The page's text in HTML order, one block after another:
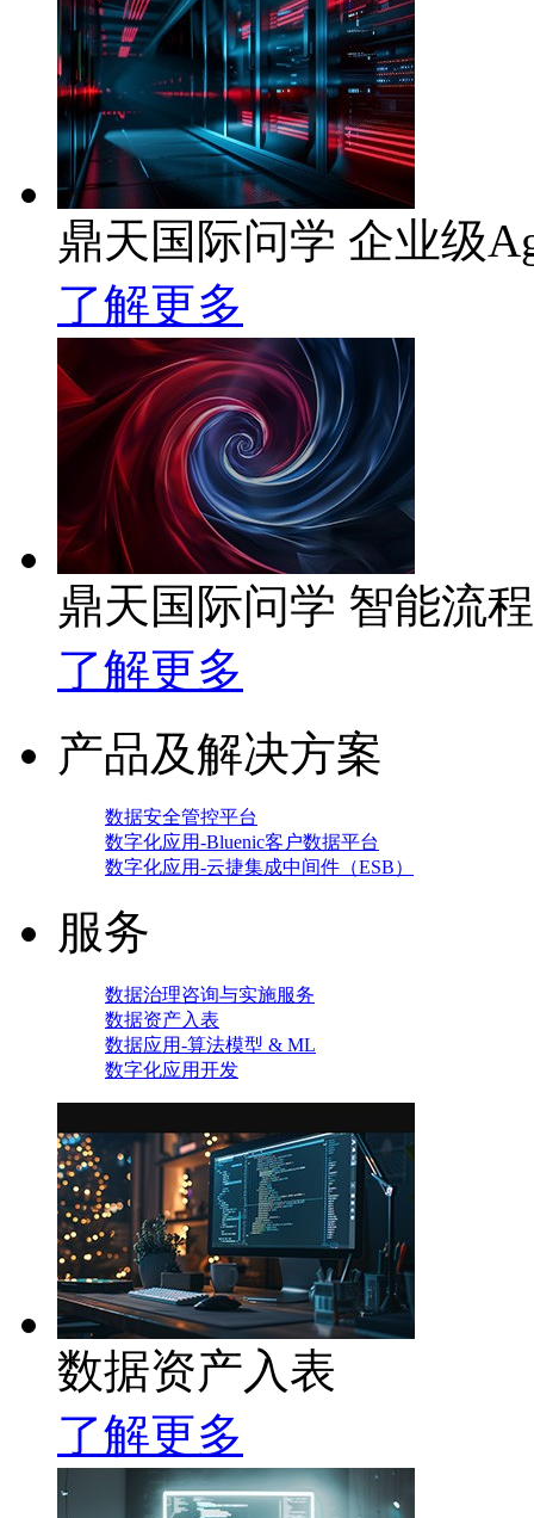
鼎天国际问学 企业级
了解更多
鼎天国际问学 智能流
了解更多
产品及解决方案
数据安全管控平台
数字化应用-Bluenic客户数据平台
数字化应用-云捷集成中间件（ESB）
服务
数据治理咨询与实施服务
数据资产入表
数据应用-算法模型 & ML
数字化应用开发
数据资产入表
了解更多